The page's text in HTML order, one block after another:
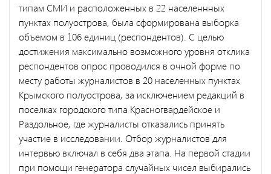
типам СМИ и расположенных в 22 населеннных
пунктах полуострова, была сформирована выборка
объемом в 106 единиц (респондентов). С целью
достижения максимально возможного уровня отклика
респондентов опрос проводился в очной форме по
месту работы журналистов в 20 населенных пунктах
Крымского полуострова, за исключением редакций в
поселках городского типа Красногвардейское и
Раздольное, где журналисты отказались принять
участие в исследовании. Отбор журналистов для
интервью включал в себя два этапа. На первой стадии
при помощи генератора случайных чисел выбирались